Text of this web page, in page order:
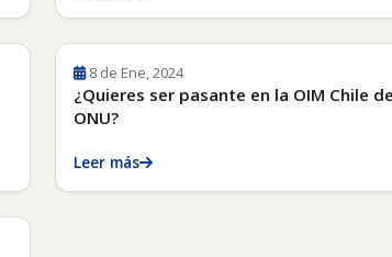
8 de Ene, 2024
¿Quieres ser pasante en la OIM Chile
ONU?
Leer más